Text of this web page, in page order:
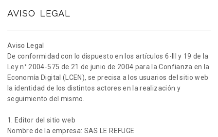
AVISO LEGAL
Aviso Legal
De conformidad con lo dispuesto en los artículos 6-III y 19 de la
Ley n° 2004-575 de 21 de junio de 2004 para la Confianza en la
Economía Digital (LCEN), se precisa a los usuarios del sitio web
la identidad de los distintos actores en la realización y
seguimiento del mismo.
1. Editor del sitio web
Nombre de la empresa: SAS LE REFUGE